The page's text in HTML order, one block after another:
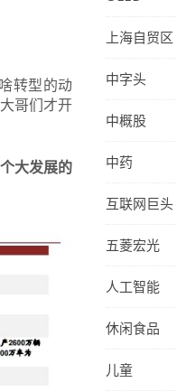
转型的动
哥们才开
大发展的
上海自贸区
中字头
中概股
中药
互联网巨头
五菱宏光
人工智能
休闲食品
儿童